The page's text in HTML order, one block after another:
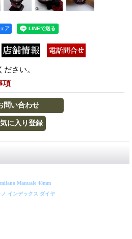
ア
ださい。
項
Manuale 48mm
ノ インデックス ダイヤ